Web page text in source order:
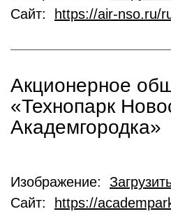
Сайт:
https://air-nso.ru/
Акционерное
«Технопарк
Академгородка»
Изображение:
Сайт:
https://